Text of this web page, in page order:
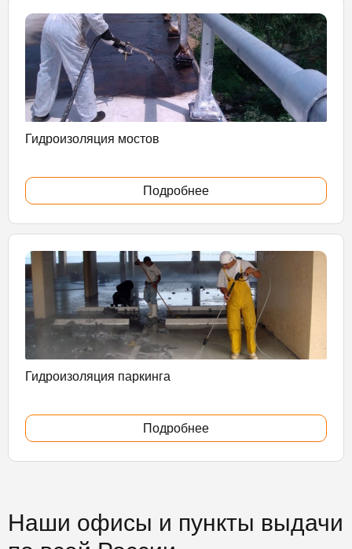
Гидроизоляция мостов
Подробнее
Гидроизоляция паркинга
Подробнее
Наши офисы и пункты выдачи